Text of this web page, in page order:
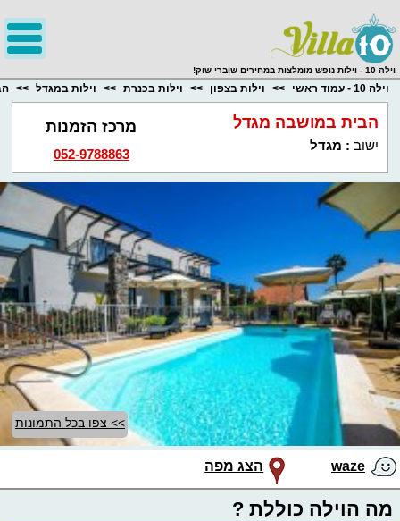
וילה 10 - וילות נופש מומלצות במחירים שוברי שוק!
וילה 10 - עמוד ראשי וילות בצפון וילות בכנרת וילות במגדל
הבית במושבה מגדל
ישוב : מגדל
מרכז הזמנות
052-9788863
>> צפו בכל התמונות
waze הצג מפה
מה הוילה כוללת ?